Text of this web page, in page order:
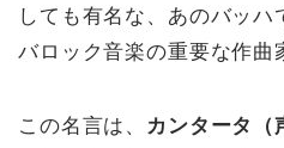
しても有名な、あのバッハ
バロック音楽の重要な作曲
この名言は、 カンタータ（